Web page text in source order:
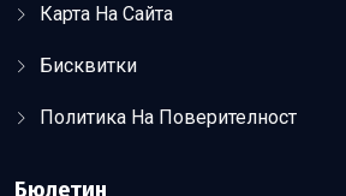
Карта На Сайта
Бисквитки
Политика На Поверителност
Бюлетин